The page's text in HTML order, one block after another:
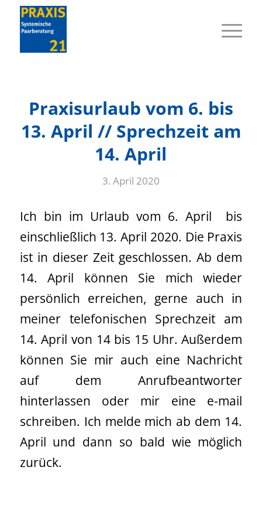
Praxisurlaub vom 6. bis
13. April // Sprechzeit am
14. April
3. April 2020
Ich bin im Urlaub vom 6. April bis
einschließlich 13. April 2020. Die Praxis
ist in dieser Zeit geschlossen. Ab dem
14. April können Sie mich wieder
persönlich erreichen, gerne auch in
meiner telefonischen Sprechzeit am
14. April von 14 bis 15 Uhr. Außerdem
können Sie mir auch eine Nachricht
auf dem Anrufbeantworter
hinterlassen oder mir eine e-mail
schreiben. Ich melde mich ab dem 14.
April und dann so bald wie möglich
zurück.